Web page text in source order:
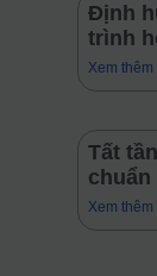
Định
trình
Xem thêm
Tất
chuẩn
Xem thêm